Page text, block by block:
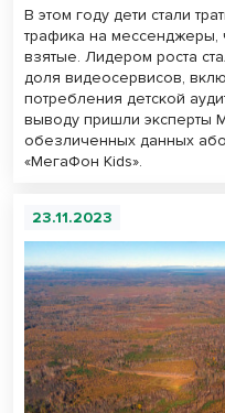
В этом году дети стали
трафика на мессенджеры,
взятые. Лидером роста
доля видеосервисов,
потребления детской
выводу пришли эксперты
обезличенных данных
«МегаФон Kids».
23.11.2023